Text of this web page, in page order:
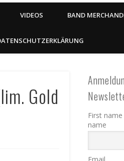
VIDEOS BAND
Gold
First
name